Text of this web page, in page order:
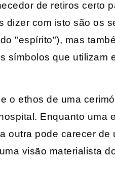
de retiros certo
dizer com isto são os
"espírito"), mas
símbolos que utilizam
o ethos de uma
Enquanto uma
outra pode carecer
visão materialista